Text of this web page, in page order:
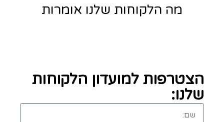
מה הלקוחות שלנו אומרות
הצטרפות למועדון הלקוחות
שלנו: